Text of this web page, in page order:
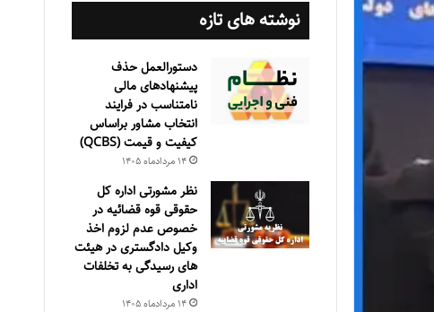
نوشته های تازه
دستورالعمل حذف
پيشنهادهای مالی
نامتناسب در فرايند
انتخاب مشاور براساس
كيفيت و قيمت (QCBS)
۱۴ مرداد‌ماه ۱۴۰۵
نظر مشورتی اداره کل
حقوقی قوه قضائیه در
خصوص عدم لزوم اخذ
وکیل دادگستری در هیئت
های رسیدگی به تخلفات
اداری
۱۴ مرداد‌ماه ۱۴۰۵